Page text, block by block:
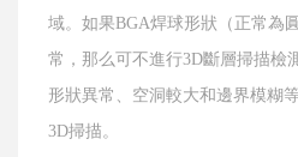
域。如果BGA焊球形狀（正常為
常，那么可不進行3D斷層掃描檢
形狀異常、空洞較大和邊界模糊
3D掃描。